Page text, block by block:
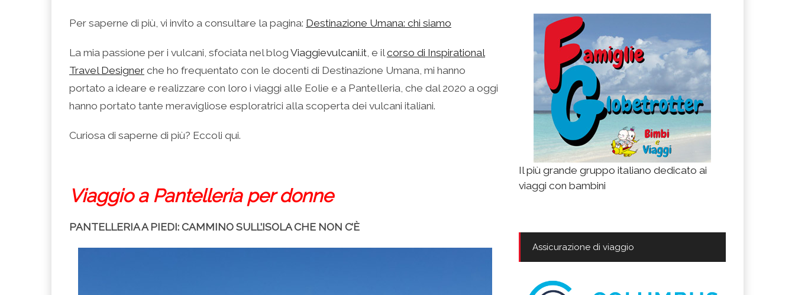
Per saperne di più, vi invito a consultare la pagina: Destinazione Umana: chi siamo
La mia passione per i vulcani, sfociata nel blog Viaggievulcani.it , e il corso di Inspirational
Travel Designer che ho frequentato con le docenti di Destinazione Umana, mi hanno
portato a ideare e realizzare con loro i viaggi alle Eolie e a Pantelleria, che dal 2020 a oggi
hanno portato tante meravigliose esploratrici alla scoperta dei vulcani italiani.
Curiosa di saperne di più? Eccoli qui.
Viaggio a Pantelleria per donne
PANTELLERIA A PIEDI: CAMMINO SULL’ISOLA CHE NON C’È
Il più grande gruppo italiano dedicato ai
viaggi con bambini
Assicurazione di viaggio